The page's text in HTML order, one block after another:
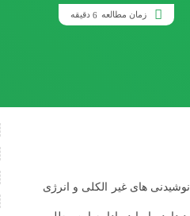
زمان مطالعه 6 دقیقه
های غیر الکلی و انرژی